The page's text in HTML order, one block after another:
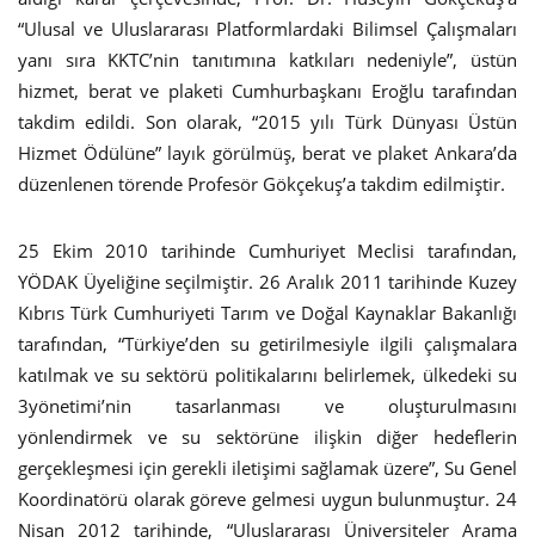
“Ulusal ve Uluslararası Platformlardaki Bilimsel Çalışmaları
yanı sıra KKTC’nin tanıtımına katkıları nedeniyle”, üstün
hizmet, berat ve plaketi Cumhurbaşkanı Eroğlu tarafından
takdim edildi. Son olarak, “2015 yılı Türk Dünyası Üstün
Hizmet Ödülüne” layık görülmüş, berat ve plaket Ankara’da
düzenlenen törende Profesör Gökçekuş’a takdim edilmiştir.
25 Ekim 2010 tarihinde Cumhuriyet Meclisi tarafından,
YÖDAK Üyeliğine seçilmiştir. 26 Aralık 2011 tarihinde Kuzey
Kıbrıs Türk Cumhuriyeti Tarım ve Doğal Kaynaklar Bakanlığı
tarafından, “Türkiye’den su getirilmesiyle ilgili çalışmalara
katılmak ve su sektörü politikalarını belirlemek, ülkedeki su
3yönetimi’nin tasarlanması ve oluşturulmasını
yönlendirmek ve su sektörüne ilişkin diğer hedeflerin
gerçekleşmesi için gerekli iletişimi sağlamak üzere”, Su Genel
Koordinatörü olarak göreve gelmesi uygun bulunmuştur. 24
Nisan 2012 tarihinde, “Uluslararası Üniversiteler Arama